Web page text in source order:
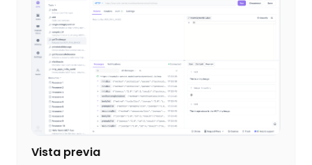
Vista previa